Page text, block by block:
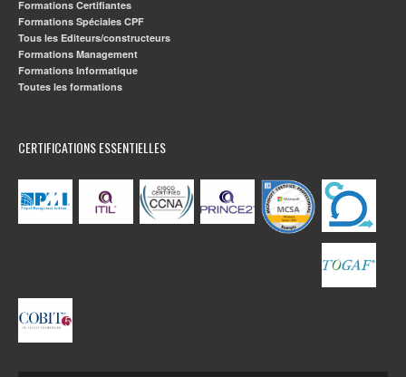
Formations Certifiantes
Formations Spéciales CPF
Tous les Editeurs/constructeurs
Formations Management
Formations Informatique
Toutes les formations
CERTIFICATIONS ESSENTIELLES